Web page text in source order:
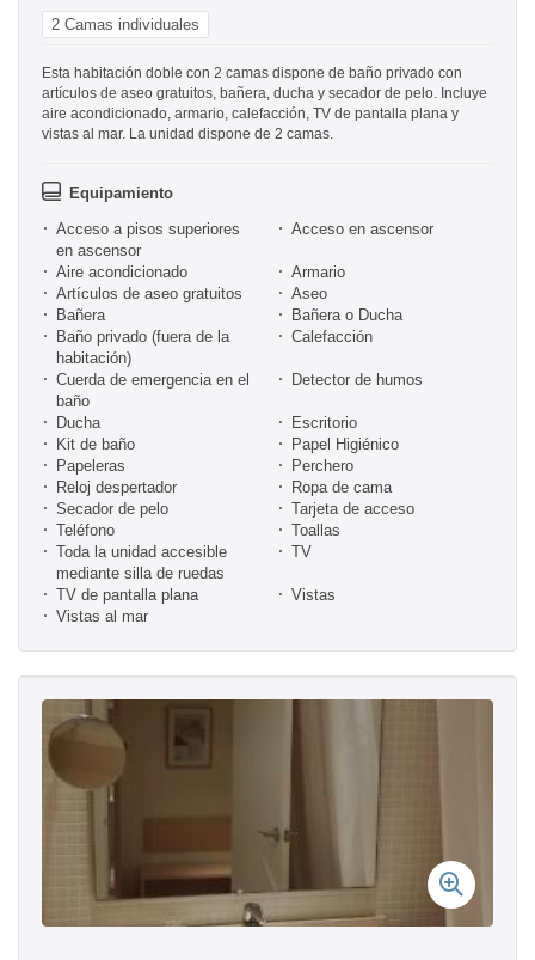
2 Camas individuales
Esta habitación doble con 2 camas dispone de baño privado con
artículos de aseo gratuitos, bañera, ducha y secador de pelo. Incluye
aire acondicionado, armario, calefacción, TV de pantalla plana y
vistas al mar. La unidad dispone de 2 camas.
Equipamiento
Acceso a pisos superiores
en ascensor
Acceso en ascensor
Aire acondicionado
Armario
Artículos de aseo gratuitos
Aseo
Bañera
Bañera o Ducha
Baño privado (fuera de la
habitación)
Calefacción
Cuerda de emergencia en el
baño
Detector de humos
Ducha
Escritorio
Kit de baño
Papel Higiénico
Papeleras
Perchero
Reloj despertador
Ropa de cama
Secador de pelo
Tarjeta de acceso
Teléfono
Toallas
Toda la unidad accesible
mediante silla de ruedas
TV
TV de pantalla plana
Vistas
Vistas al mar